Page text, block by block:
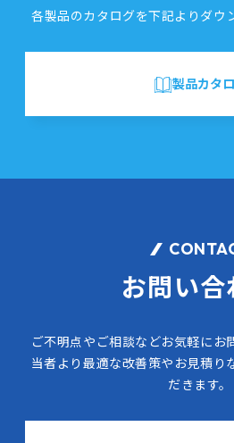
各製品のカタログを下記よりダウ
製品カタ
お問い合
ご不明点やご相談などお気軽にお
当者より最適な改善策やお見積り
だきます。